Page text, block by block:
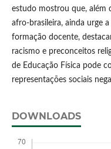
estudo mostrou que, além
afro-brasileira, ainda urge
formação docente,
racismo e preconceitos
de Educação Física pode
representações sociais
DOWNLOADS